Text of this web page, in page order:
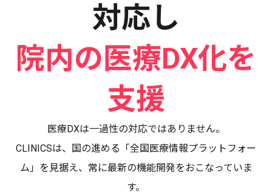
対応し
院内の医療DX化を
支援
医療DXは一過性の対応ではありません。
CLINICSは、国の進める「全国医療情報プラットフォー
ム」を見据え、常に最新の機能開発をおこなっていま
す。